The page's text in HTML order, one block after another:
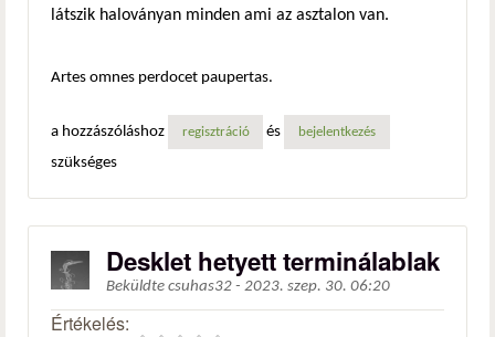
látszik haloványan minden ami az asztalon van.
Artes omnes perdocet paupertas.
a hozzászóláshoz regisztráció és bejelentkezés
szükséges
Desklet hetyett terminálablak
Beküldte csuhas32 - 2023. szep. 30. 06:20
Értékelés: